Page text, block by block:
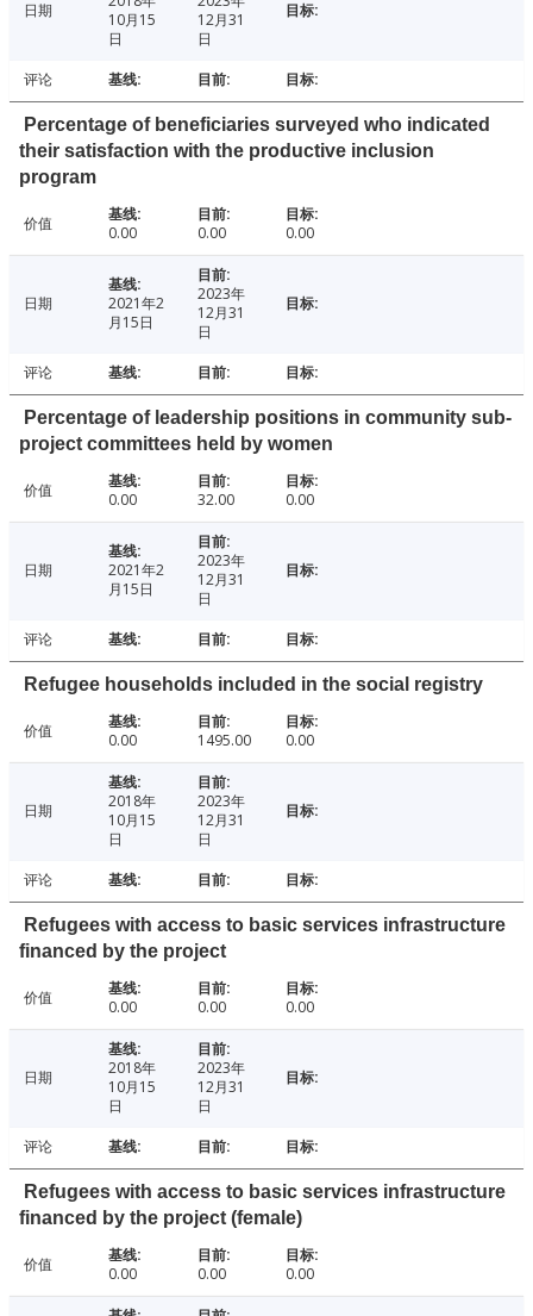
日期
10月15
日
12月31
日
评论
Percentage of beneficiaries surveyed who indicated
their satisfaction with the productive inclusion
program
价值 0.00 0.00 0.00
日期
2021年2
月15日
2023年
12月31
日
评论
Percentage of leadership positions in community sub-
project committees held by women
价值 0.00 32.00 0.00
日期
2021年2
月15日
2023年
12月31
日
评论
Refugee households included in the social registry
价值 0.00 1495.00 0.00
日期
2018年
10月15
日
2023年
12月31
日
评论
Refugees with access to basic services infrastructure
financed by the project
价值 0.00 0.00 0.00
日期
2018年
10月15
日
2023年
12月31
日
评论
Refugees with access to basic services infrastructure
financed by the project (female)
价值 0.00 0.00 0.00